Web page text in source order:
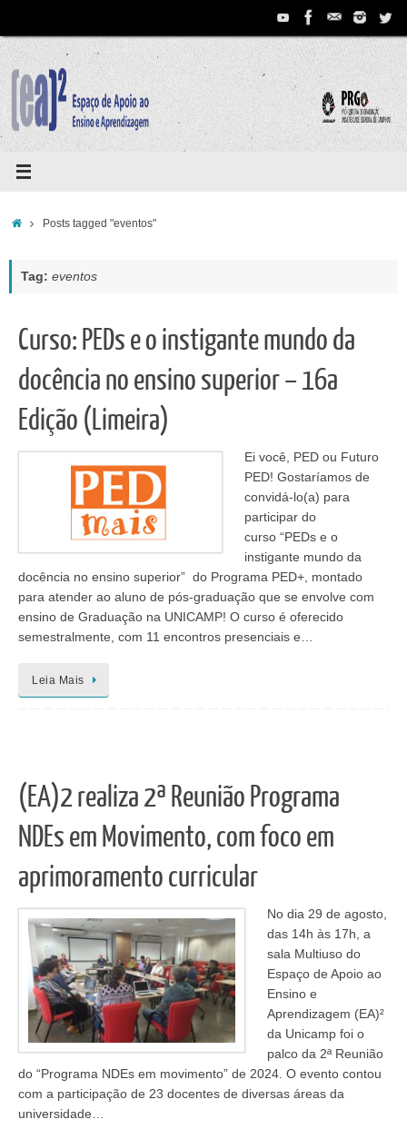
conteúdo
HomePosts tagged "eventos"
Tag: eventos
Curso: PEDs e o instigante mundo da
docência no ensino superior – 16a
Edição (Limeira)
Ei você, PED ou Futuro
PED! Gostaríamos de
convidá-lo(a) para
participar do
curso “PEDs e o
instigante mundo da
docência no ensino superior” do Programa PED+, montado
para atender ao aluno de pós-graduação que se envolve com
ensino de Graduação na UNICAMP! O curso é oferecido
semestralmente, com 11 encontros presenciais e…
Leia Mais
(EA)2 realiza 2ª Reunião Programa
NDEs em Movimento, com foco em
aprimoramento curricular
No dia 29 de agosto,
das 14h às 17h, a
sala Multiuso do
Espaço de Apoio ao
Ensino e
Aprendizagem (EA)²
da Unicamp foi o
palco da 2ª Reunião
do “Programa NDEs em movimento” de 2024. O evento contou
com a participação de 23 docentes de diversas áreas da
universidade…